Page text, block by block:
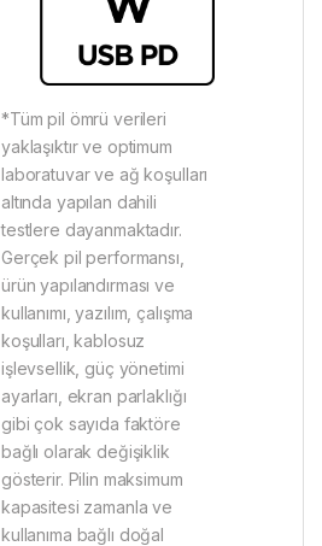
*Tüm pil ömrü verileri
yaklaşıktır ve optimum
laboratuvar ve ağ koşulları
altında yapılan dahili
testlere dayanmaktadır.
Gerçek pil performansı,
ürün yapılandırması ve
kullanımı, yazılım, çalışma
koşulları, kablosuz
işlevsellik, güç yönetimi
ayarları, ekran parlaklığı
gibi çok sayıda faktöre
bağlı olarak değişiklik
gösterir. Pilin maksimum
kapasitesi zamanla ve
kullanıma bağlı doğal